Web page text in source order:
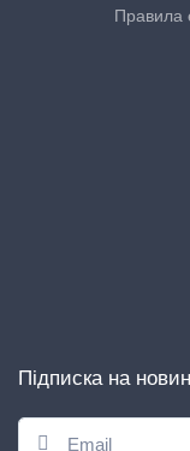
Правила
Підписка на